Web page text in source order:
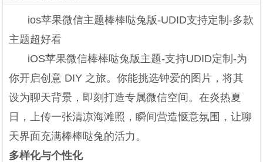
ios苹果微信主题棒棒哒兔版-UDID支持定制-多款
主题超好看
iOS苹果微信棒棒哒兔版主题-支持UDID定制-为
你开启创意 DIY 之旅。你能挑选钟爱的图片，将其
设为聊天背景，即刻打造专属微信空间。在炎热夏
日，上传一张清凉海滩照，瞬间营造惬意氛围，让聊
天界面充满棒棒哒兔的活力。
多样化与个性化